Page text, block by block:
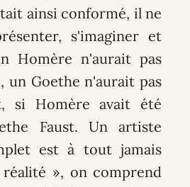
ainsi conformé, il ne
s'imaginer et
Homère n'aurait pas
un Goethe n'aurait pas
si Homère avait été
Faust. Un artiste
est à tout jamais
», on comprend